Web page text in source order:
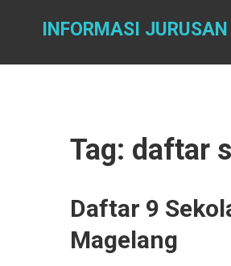
INFORMASI
Tag: daftar
Daftar 9
Magelang